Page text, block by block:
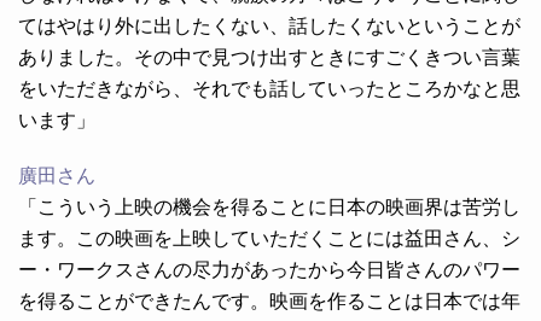
てはやはり外に出したくない、話したくないということが
ありました。その中で見つけ出すときにすごくきつい言葉
をいただきながら、それでも話していったところかなと思
います」
廣田さん
「こういう上映の機会を得ることに日本の映画界は苦労し
ます。この映画を上映していただくことには益田さん、シ
ー・ワークスさんの尽力があったから今日皆さんのパワー
を得ることができたんです。映画を作ることは日本では年